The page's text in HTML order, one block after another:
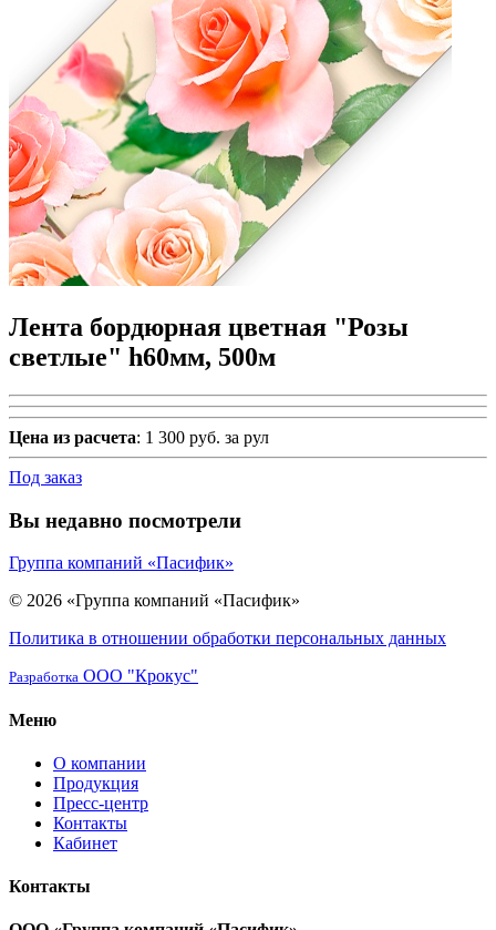
Лента бордюрная цветная "Розы
светлые" h60мм, 500м
Цена из расчета: 1 300 руб. за рул
Под заказ
Вы недавно посмотрели
Группа компаний «Пасифик»
© 2026 «Группа компаний «Пасифик»
Политика в отношении обработки персональных данных
Разработка ООО "Крокус"
Меню
О компании
Продукция
Пресс-центр
Контакты
Кабинет
Контакты